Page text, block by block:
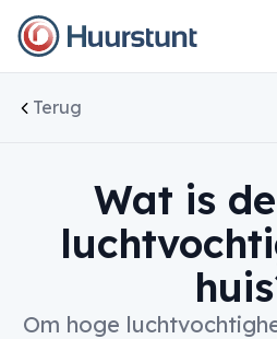
Terug
Wat is
Om hoge